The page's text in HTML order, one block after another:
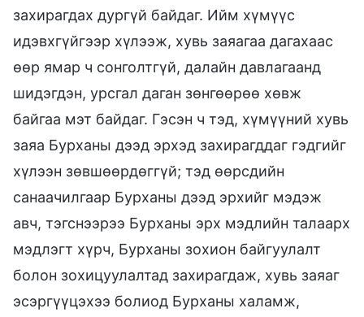
захирагдах дургүй байдаг. Ийм хүмүүс
идэвхгүйгээр хүлээж, хувь заяагаа дагахаас
өөр ямар ч сонголтгүй, далайн давлагаанд
шидэгдэн, урсгал даган зөнгөөрөө хөвж
байгаа мэт байдаг. Гэсэн ч тэд, хүмүүний хувь
заяа Бурханы дээд эрхэд захирагддаг гэдгийг
хүлээн зөвшөөрдөггүй; тэд өөрсдийн
санаачилгаар Бурханы дээд эрхийг мэдэж
авч, тэгснээрээ Бурханы эрх мэдлийн талаарх
мэдлэгт хүрч, Бурханы зохион байгуулалт
болон зохицуулалтад захирагдаж, хувь заяаг
эсэргүүцэхээ болиод Бурханы халамж,